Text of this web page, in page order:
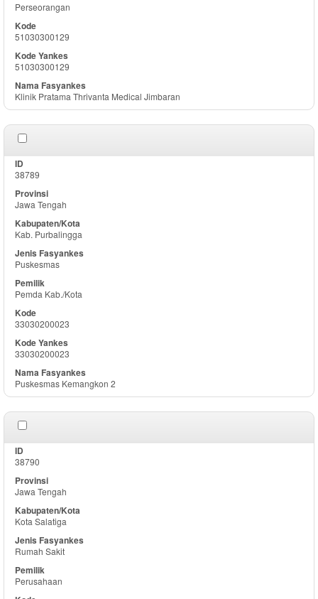
Perseorangan
51030300129
51030300129
Klinik Pratama Thrivanta Medical Jimbaran
38789
Jawa Tengah
Kab. Purbalingga
Puskesmas
Pemda Kab./Kota
33030200023
33030200023
Puskesmas Kemangkon 2
38790
Jawa Tengah
Kota Salatiga
Rumah Sakit
Perusahaan